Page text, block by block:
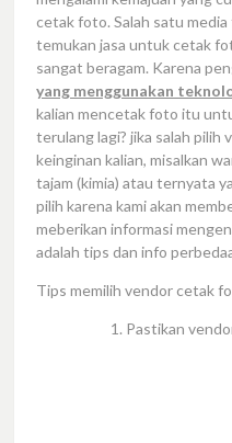
cetak foto. Salah satu
temukan jasa untuk cetak
sangat beragam. Karena
yang menggunakan
kalian mencetak foto itu
terulang lagi? jika salah pilih
keinginan kalian, misalkan
tajam (kimia) atau ternyata
pilih karena kami akan
meberikan informasi
adalah tips dan info
Tips memilih vendor cetak
Pastikan